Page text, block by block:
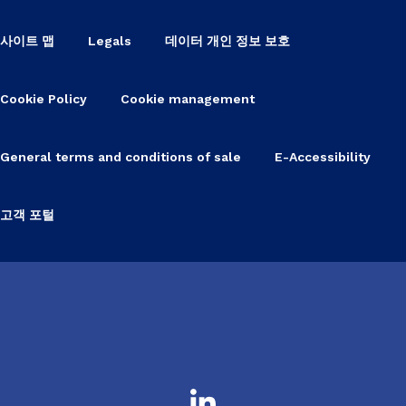
사이트 맵 Legals 데이터 개인 정보 보호
Cookie Policy Cookie management
General terms and conditions of sale E-Accessibility
고객 포털